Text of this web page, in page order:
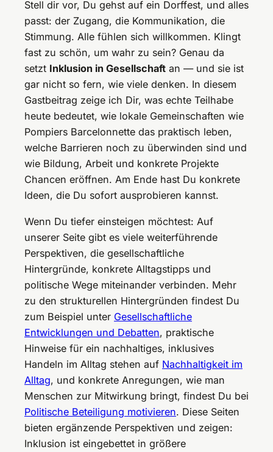
Stell dir vor, Du gehst auf ein Dorffest, und alles
passt: der Zugang, die Kommunikation, die
Stimmung. Alle fühlen sich willkommen. Klingt
fast zu schön, um wahr zu sein? Genau da
setzt Inklusion in Gesellschaft an — und sie ist
gar nicht so fern, wie viele denken. In diesem
Gastbeitrag zeige ich Dir, was echte Teilhabe
heute bedeutet, wie lokale Gemeinschaften wie
Pompiers Barcelonnette das praktisch leben,
welche Barrieren noch zu überwinden sind und
wie Bildung, Arbeit und konkrete Projekte
Chancen eröffnen. Am Ende hast Du konkrete
Ideen, die Du sofort ausprobieren kannst.
Wenn Du tiefer einsteigen möchtest: Auf
unserer Seite gibt es viele weiterführende
Perspektiven, die gesellschaftliche
Hintergründe, konkrete Alltagstipps und
politische Wege miteinander verbinden. Mehr
zu den strukturellen Hintergründen findest Du
zum Beispiel unter Gesellschaftliche
Entwicklungen und Debatten, praktische
Hinweise für ein nachhaltiges, inklusives
Handeln im Alltag stehen auf Nachhaltigkeit im
Alltag, und konkrete Anregungen, wie man
Menschen zur Mitwirkung bringt, findest Du bei
Politische Beteiligung motivieren. Diese Seiten
bieten ergänzende Perspektiven und zeigen:
Inklusion ist eingebettet in größere